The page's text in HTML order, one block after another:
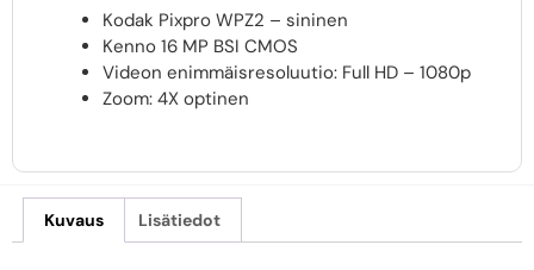
Kodak Pixpro WPZ2 – sininen
Kenno 16 MP BSI CMOS
Videon enimmäisresoluutio: Full HD – 1080p
Zoom: 4X optinen
Kuvaus Lisätiedot